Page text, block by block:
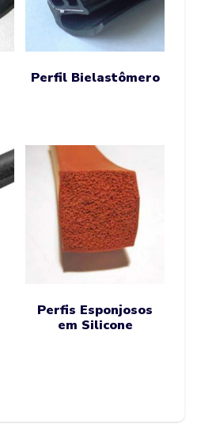
Perfil Bielastômero
Perfis Esponjosos
em Silicone